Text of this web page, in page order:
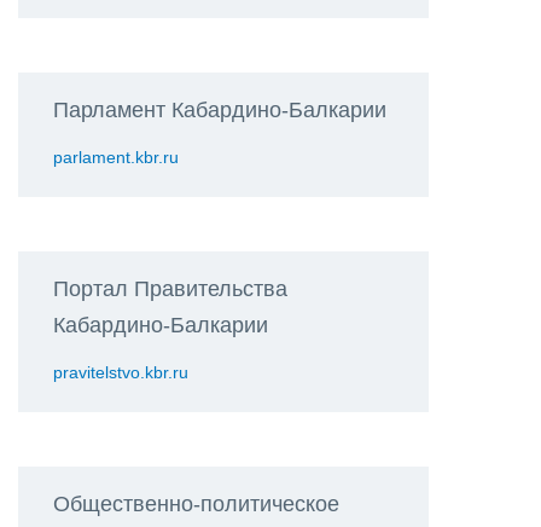
Парламент Кабардино-Балкарии
parlament.kbr.ru
Портал Правительства
Кабардино-Балкарии
pravitelstvo.kbr.ru
Общественно-политическое